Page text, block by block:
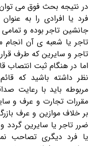
در نتیجه بحث فوق می
فرد یا افرادی را به
جانشین تاجر بوده و
تاجر یا شعبه ی آن انجام
تاجر و سایرین که طرف
اما در هنگام ثبت انتصاب
نظر داشته باشید که
مربوطه باید با رعایت
مقررات تجارت و عرف و
بر خلاف موازین و عرف
ضرر تاجر یا سایرین گردد
یا فرد دیگری تصاحب